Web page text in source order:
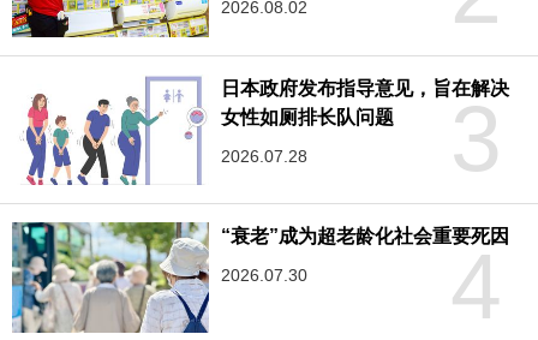
2026.08.02
3
日本政府发布指导意见，旨在解决
女性如厕排长队问题
2026.07.28
4
“衰老”成为超老龄化社会重要死因
2026.07.30